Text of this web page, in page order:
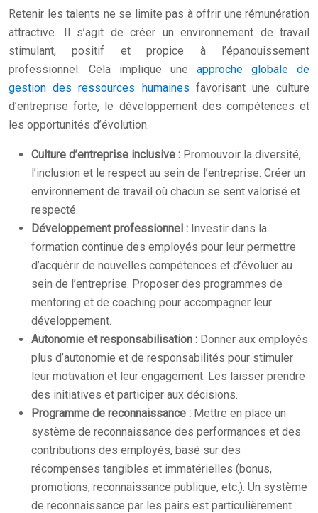
Retenir les talents ne se limite pas à offrir une rémunération
attractive. Il s’agit de créer un environnement de travail
stimulant, positif et propice à l’épanouissement
professionnel. Cela implique une approche globale de
gestion des ressources humaines favorisant une culture
d’entreprise forte, le développement des compétences et
les opportunités d’évolution.
Culture d’entreprise inclusive : Promouvoir la diversité,
l’inclusion et le respect au sein de l’entreprise. Créer un
environnement de travail où chacun se sent valorisé et
respecté.
Développement professionnel : Investir dans la
formation continue des employés pour leur permettre
d’acquérir de nouvelles compétences et d’évoluer au
sein de l’entreprise. Proposer des programmes de
mentoring et de coaching pour accompagner leur
développement.
Autonomie et responsabilisation : Donner aux employés
plus d’autonomie et de responsabilités pour stimuler
leur motivation et leur engagement. Les laisser prendre
des initiatives et participer aux décisions.
Programme de reconnaissance : Mettre en place un
système de reconnaissance des performances et des
contributions des employés, basé sur des
récompenses tangibles et immatérielles (bonus,
promotions, reconnaissance publique, etc.). Un système
de reconnaissance par les pairs est particulièrement